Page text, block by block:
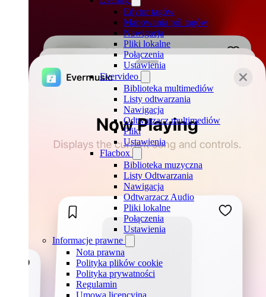
Edytor tagów
Mapowania pól tagów
Nawigacja
Pliki lokalne
Połączenia
Ustawienia
Evervideo
Biblioteka multimediów
Listy odtwarzania
Nawigacja
Odtwarzacz multimediów
Pliki
Ustawienia
Flacbox
Biblioteka muzyczna
Listy Odtwarzania
Nawigacja
Odtwarzacz Audio
Pliki lokalne
Połączenia
Ustawienia
Informacje prawne
Nota prawna
Polityka plików cookie
Polityka prywatności
Regulamin
Umowa licencyjna